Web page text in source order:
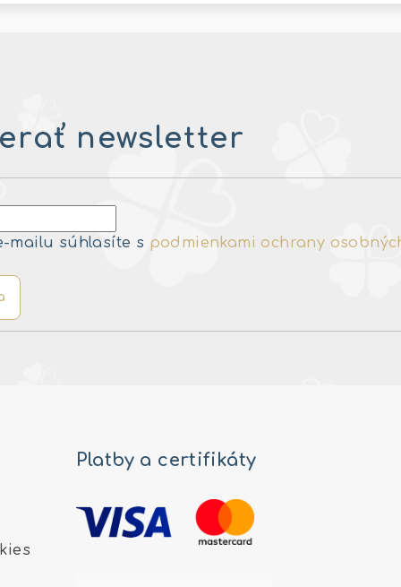
newsletter
mailu súhlasíte s podmienkami ochrany
Platby a certifikáty